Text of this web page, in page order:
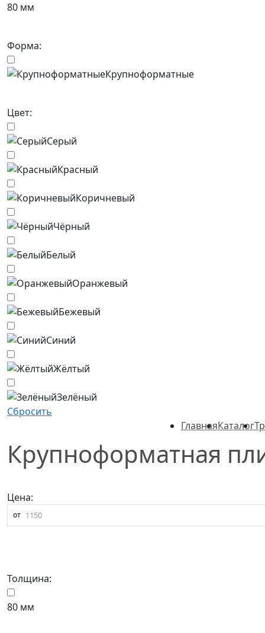
80 мм
Форма:
Крупноформатные
Цвет:
Серый
Красный
Коричневый
Чёрный
Белый
Оранжевый
Бежевый
Синий
Жёлтый
Зелёный
Сбросить
ГлавнаяКаталог
Крупноформатная
Цена:
от
Толщина:
80 мм